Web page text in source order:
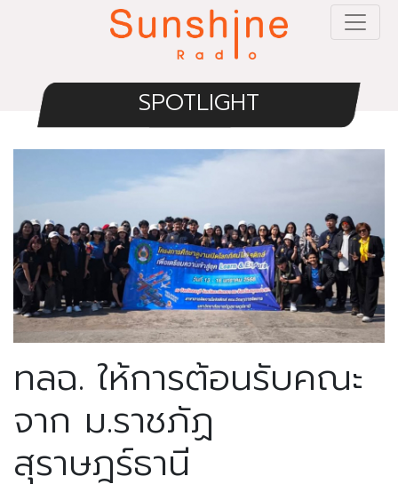
SPOTLIGHT
ทลฉ. ให้การต้อนรับคณะ
จาก ม.ราชภัฏ
สุราษฎร์ธานี